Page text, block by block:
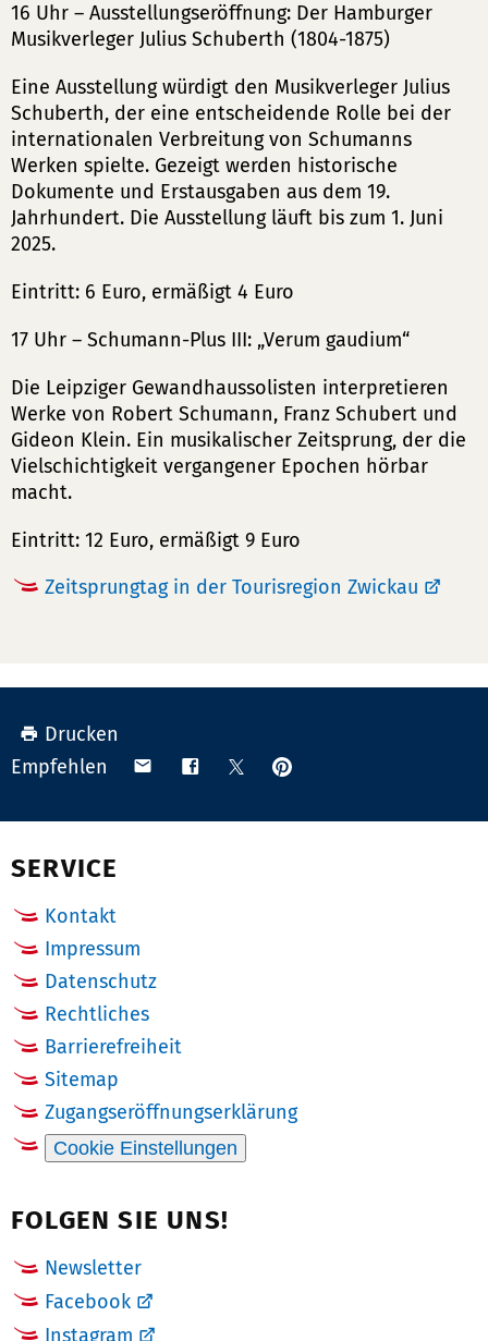
16 Uhr – Ausstellungseröffnung: Der Hamburger
Musikverleger Julius Schuberth (1804-1875)
Eine Ausstellung würdigt den Musikverleger Julius
Schuberth, der eine entscheidende Rolle bei der
internationalen Verbreitung von Schumanns
Werken spielte. Gezeigt werden historische
Dokumente und Erstausgaben aus dem 19.
Jahrhundert. Die Ausstellung läuft bis zum 1. Juni
2025.
Eintritt: 6 Euro, ermäßigt 4 Euro
17 Uhr – Schumann-Plus III: „Verum gaudium“
Die Leipziger Gewandhaussolisten interpretieren
Werke von Robert Schumann, Franz Schubert und
Gideon Klein. Ein musikalischer Zeitsprung, der die
Vielschichtigkeit vergangener Epochen hörbar
macht.
Eintritt: 12 Euro, ermäßigt 9 Euro
Zeitsprungtag in der Tourisregion Zwickau
Drucken
Empfehlen
Teilen Teilen TeilenAnpinnen
SERVICE
Kontakt
Impressum
Datenschutz
Rechtliches
Barrierefreiheit
Sitemap
Zugangseröffnungserklärung
Cookie Einstellungen
FOLGEN SIE UNS!
Newsletter
Facebook
Instagram